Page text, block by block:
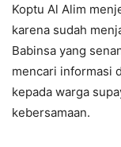
Koptu Al Alim
karena sudah
Babinsa yang
mencari informasi
kepada warga
kebersamaan.